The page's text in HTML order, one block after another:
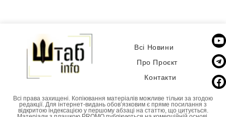
Всі Новини
Про Проєкт
Контакти
Всі права захищені. Копіювання матеріалів можливе тільки за згодою
редакції. Для інтернет-видань обовʼязковим є пряме посилання з
відкритою індексацією у першому абзаці на статтю, що цитується.